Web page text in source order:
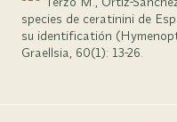
species de ceratinini de
su identificatión
Graellsia, 60(1): 13-26.